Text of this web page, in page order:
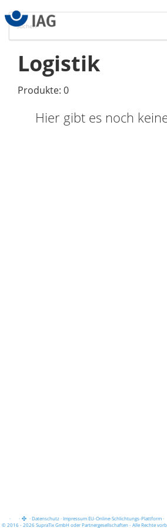
Logistik
Produkte: 0
Hier gibt es noch
· · ·Datenschutz·Impressum EU-Online-Schlichtungs-Plattform·
© 2016 - 2026 SupraTix GmbH oder Partnergesellschaften - Alle Rechte